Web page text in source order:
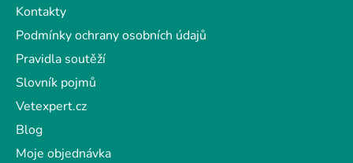
Kontakty
Podmínky ochrany osobních údajů
Pravidla soutěží
Slovník pojmů
Vetexpert.cz
Blog
Moje objednávka